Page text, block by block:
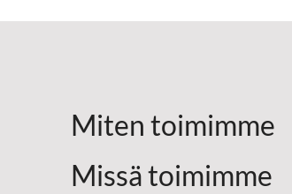
Miten toimimme
Missä toimimme